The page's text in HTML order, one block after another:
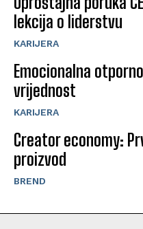
lekcija o liderstvu
KARIJERA
Emocionalna
vrijednost
KARIJERA
Creator economy:
proizvod
BREND